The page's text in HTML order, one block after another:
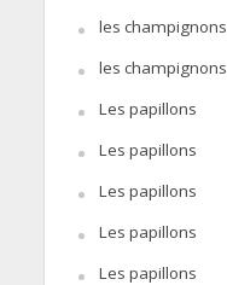
les champignons
les champignons
Les papillons
Les papillons
Les papillons
Les papillons
Les papillons